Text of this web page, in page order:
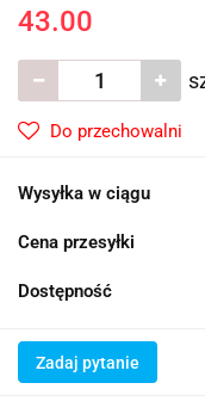
43.00
Do przechowalni
Wysyłka w ciągu
Cena przesyłki
Dostępność
Zadaj pytanie